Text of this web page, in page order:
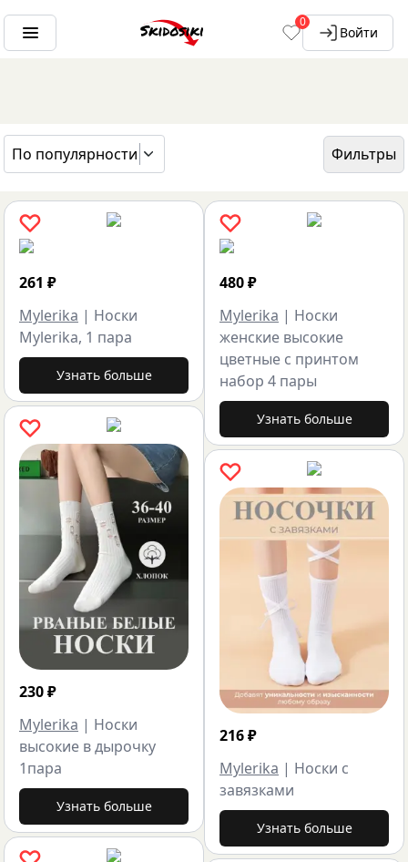
0
Войти
По популярности
Фильтры
ГЛАВНАЯ
БРЕНДЫ
261 ₽
Mylerika | Носки
Mylerika, 1 пара
Узнать больше
230₽
Mylerika | Носки
высокие в дырочку
1пара
Узнать больше
480₽
Mylerika | Носки
женские высокие
цветные с принтом
набор 4 пары
Узнать больше
216₽
Mylerika | Носки с
завязками
Узнать больше